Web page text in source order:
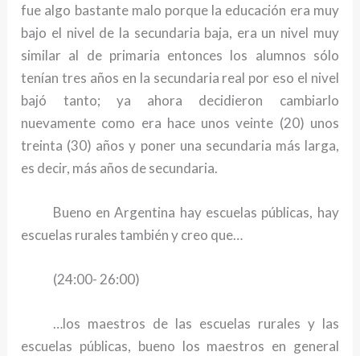
fue algo bastante malo porque la educación era muy
bajo el nivel de la secundaria baja, era un nivel muy
similar al de primaria entonces los alumnos sólo
tenían tres años en la secundaria real por eso el nivel
bajó tanto; ya ahora decidieron cambiarlo
nuevamente como era hace unos veinte (20) unos
treinta (30) años y poner una secundaria más larga,
es decir, más años de secundaria.
Bueno en Argentina hay escuelas públicas, hay
escuelas rurales también y creo que…
(24:00- 26:00)
…los maestros de las escuelas rurales y las
escuelas públicas, bueno los maestros en general